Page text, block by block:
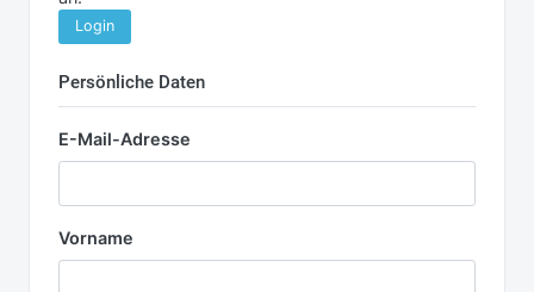
Login
Persönliche Daten
E-Mail-Adresse
Vorname